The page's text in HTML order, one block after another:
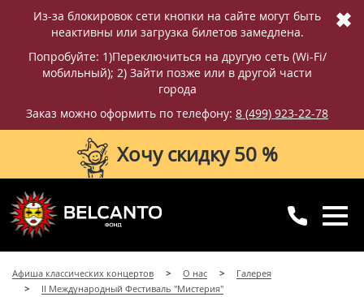
Из-за блокировок сети кнопки на сайте могут быть
неактивны или загрузка билетов замедлена.
Попробуйте: 1)Переключиться на другую сеть (Wi-Fi/
мобильный); 2) Зайти позже или в другой части
города
Заказ можно оформить по телефону: 8 (499) 923-22-78
✖
Хочу скидку 50 %
8 (499) 923-22-78
с 10:00 до 20:00
для регионов
Афиша классических концертов О нас
Галерея
II Международный Фестиваль "Мистерия"